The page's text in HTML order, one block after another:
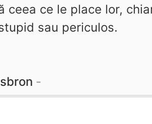
ce le place lor,
sau periculos.